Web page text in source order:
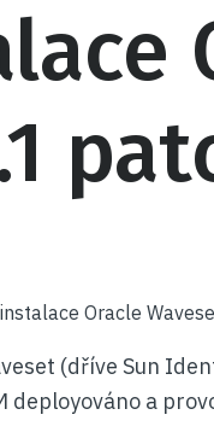
Oracle
(dříve Sun
a